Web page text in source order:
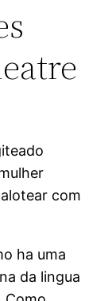
com
ha uma
da lingua